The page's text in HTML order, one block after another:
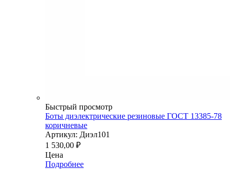
Быстрый просмотр
Боты диэлектрические резиновые ГОСТ 13385-78
коричневые
Артикул: Диэл101
1 530,00 ₽
Цена
Подробнее